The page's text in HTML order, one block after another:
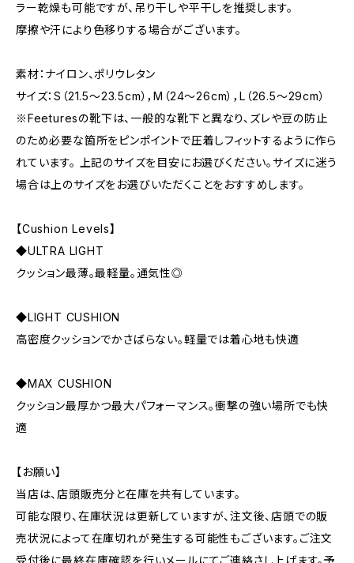
ラー乾燥も可能ですが、吊り干しや平干しを推奨します。
摩擦や汗により色移りする場合がございます。
素材：ナイロン、ポリウレタン
サイズ：S（21.5〜23.5cm），M（24〜26cm），L（26.5〜29cm）
※Feeturesの靴下は、一般的な靴下と異なり、ズレや豆の防止
のため必要な箇所をピンポイントで圧着しフィットするように作ら
れています。 上記のサイズを目安にお選びください。サイズに迷う
場合は上のサイズをお選びいただくことをおすすめします。
【Cushion Levels】
◆ULTRA LIGHT
クッション最薄。最軽量。通気性◎
◆LIGHT CUSHION
高密度クッションでかさばらない。軽量では着心地も快適
◆MAX CUSHION
クッション最厚かつ最大パフォーマンス。衝撃の強い場所でも快
適
【お願い】
当店は、店頭販売分と在庫を共有しています。
可能な限り、在庫状況は更新していますが、注文後、店頭での販
売状況によって在庫切れが発生する可能性もございます。ご注文
受付後に最終在庫確認を行いメールにてご連絡さし上げます。予